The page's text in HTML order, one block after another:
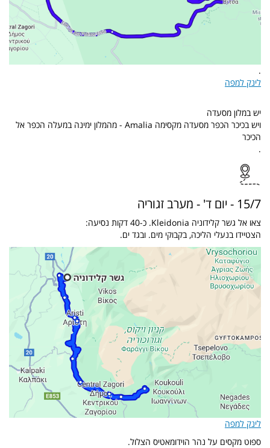
.
לינק למפה
יש במלון מסעדה
ויש בכיכר הכפר מסעדה מקסימה Amalia - מהמלון ימינה במעלה הכפר אל
הכיכר
.
15/7 - יום ד' - מערב זגוריה
צאו אל גשר קלידוניה Kleidonia. כ-40 דקות נסיעה:
הצטיידו בנעלי הליכה, בקבוקי מים. ובגד ים.
לינק למפה
ספוט מקסים על נהר הוידומאטיס הצלול.